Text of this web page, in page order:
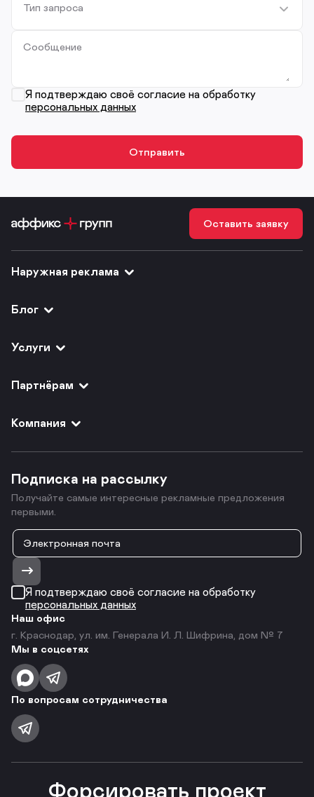
Тип запроса
Сообщение
Я подтверждаю своё согласие на обработку
персональных данных
Оставить заявку
Наружная реклама
Блог
Услуги
Партнёрам
Компания
Подписка на рассылку
Получайте самые интересные рекламные предложения
первыми.
Я подтверждаю своё согласие на обработку
персональных данных
Наш офис
г. Краснодар, ул. им. Генерала И. Л. Шифрина, дом № 7
Мы в соцсетях
По вопросам сотрудничества
Форсировать проект